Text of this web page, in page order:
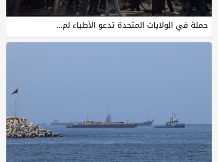
حملة في الولايات المتحدة تدعو الأطباء لم...